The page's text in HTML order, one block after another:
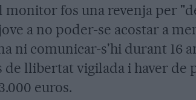
monitor fos una revenja per
a no poder-se acostar a
ni comunicar-s'hi durant 16
de llibertat vigilada i haver de
euros.